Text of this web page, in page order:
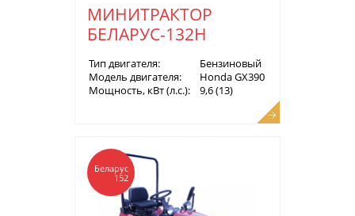
МИНИТРАКТОР
БЕЛАРУС-132Н
Тип двигателя:
Бензиновый
Модель двигателя:
Honda GX390
Мощность, кВт (л.с.):
9,6 (13)
Беларус
152